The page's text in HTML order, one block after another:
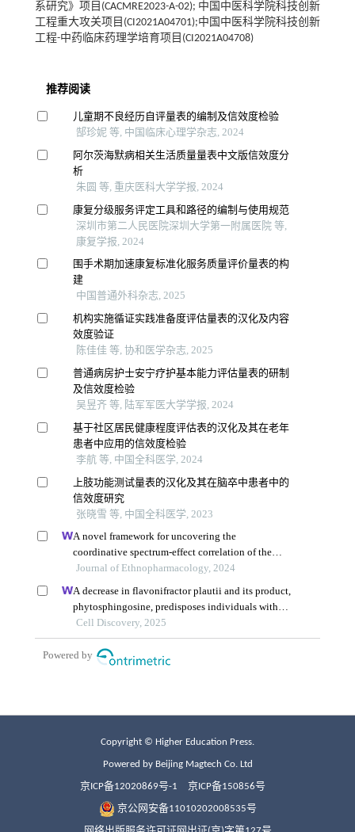
系研究》项目(CACMRE2023-A-02); 中国中医科学院科技创新
工程重大攻关项目(CI2021A04701);中国中医科学院科技创新
工程-中药临床药理学培育项目(CI2021A04708)
Copyright © Higher Education Press.
Powered by Beijing Magtech Co. Ltd
京ICP备12020869号-1 京ICP备150856号
京公网安备11010202008535号